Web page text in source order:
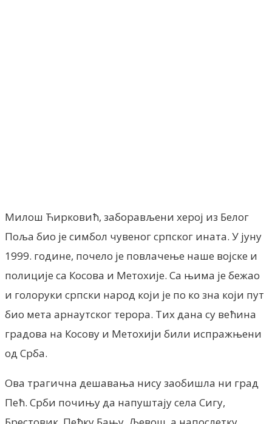
Милош Ћирковић, заборављени херој из Белог
Поља био је симбол чувеног српског ината. У јуну
1999. године, почело је повлачење наше војске и
полиције са Косова и Метохије. Са њима је бежао
и голоруки српски народ који је по ко зна који пут
био мета арнаутског терора. Тих дана су већина
градова на Косову и Метохији били испражњени
од Срба.
Ова трагична дешавања нису заобишла ни град
Пећ. Срби почињу да напуштају села Сигу,